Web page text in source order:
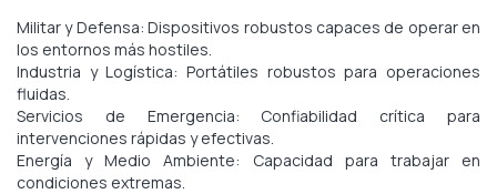
Militar y Defensa: Dispositivos robustos capaces de operar en
los entornos más hostiles.
Industria y Logística: Portátiles robustos para operaciones
fluidas.
Servicios de Emergencia: Confiabilidad crítica para
intervenciones rápidas y efectivas.
Energía y Medio Ambiente: Capacidad para trabajar en
condiciones extremas.